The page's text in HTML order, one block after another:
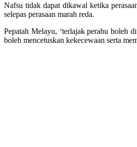
Nafsu tidak dapat dikawal ketika
selepas perasaan marah reda.
Pepatah Melayu, ‘terlajak perahu boleh
boleh mencetuskan kekecewaan serta